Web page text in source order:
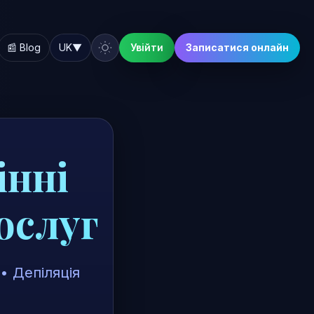
📰 Blog UK▼ Увійти Записатися онлайн
Депіляція